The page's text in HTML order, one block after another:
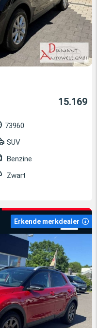
15.169
73960
SUV
Benzine
Zwart
Erkende merkdealer